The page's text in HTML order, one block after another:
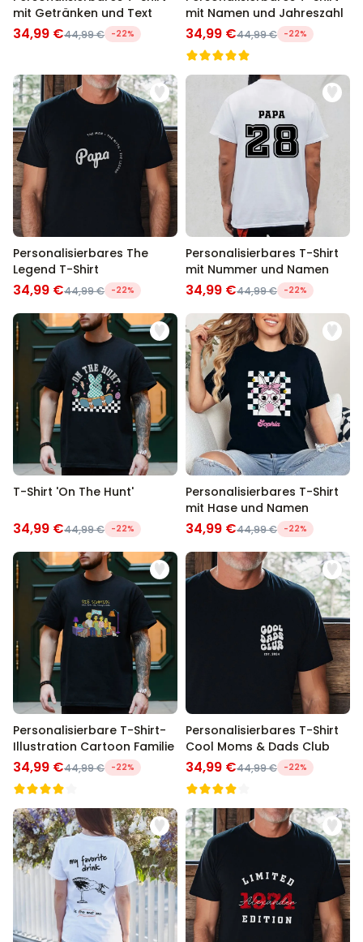
mit Getränken und Text
34,99 €44,99 € -22%
mit Namen und Jahreszahl
34,99 €44,99 € -22%
Personalisierbares The
Legend T-Shirt
34,99 €44,99 € -22%
Personalisierbares T-Shirt
mit Nummer und Namen
34,99 €44,99 € -22%
T-Shirt 'On The Hunt'
34,99 €44,99 € -22%
Personalisierbares T-Shirt
mit Hase und Namen
34,99 €44,99 € -22%
Personalisierbare T-Shirt-
Illustration Cartoon Familie
34,99 €44,99 € -22%
Personalisierbares T-Shirt
Cool Moms & Dads Club
34,99 €44,99 € -22%